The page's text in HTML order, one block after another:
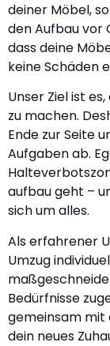
deiner Möbel,
den Aufbau vor
dass deine
keine Schäden
Unser Ziel ist
zu machen.
Ende zur Seite
Aufgaben ab.
aufbau geht –
sich um alles.
Als erfahrener
Umzug
Bedürfnisse
gemeinsam mit
dein neues